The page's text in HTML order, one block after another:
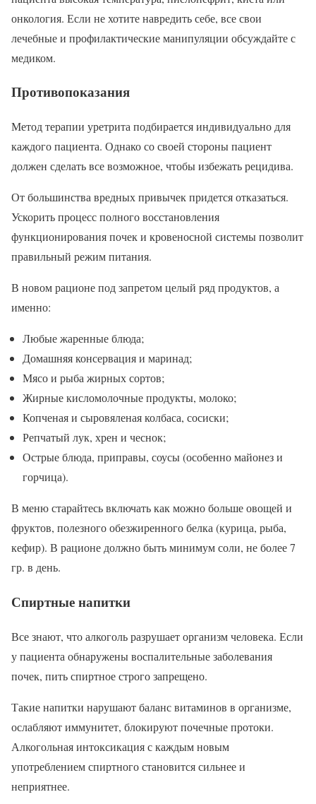
онкология. Если не хотите навредить себе, все свои
лечебные и профилактические манипуляции обсуждайте с
медиком.
Противопоказания
Метод терапии уретрита подбирается индивидуально для
каждого пациента. Однако со своей стороны пациент
должен сделать все возможное, чтобы избежать рецидива.
От большинства вредных привычек придется отказаться.
Ускорить процесс полного восстановления
функционирования почек и кровеносной системы позволит
правильный режим питания.
В новом рационе под запретом целый ряд продуктов, а
именно:
Любые жаренные блюда;
Домашняя консервация и маринад;
Мясо и рыба жирных сортов;
Жирные кисломолочные продукты, молоко;
Копченая и сыровяленая колбаса, сосиски;
Репчатый лук, хрен и чеснок;
Острые блюда, приправы, соусы (особенно майонез и
горчица).
В меню старайтесь включать как можно больше овощей и
фруктов, полезного обезжиренного белка (курица, рыба,
кефир). В рационе должно быть минимум соли, не более 7
гр. в день.
Спиртные напитки
Все знают, что алкоголь разрушает организм человека. Если
у пациента обнаружены воспалительные заболевания
почек, пить спиртное строго запрещено.
Такие напитки нарушают баланс витаминов в организме,
ослабляют иммунитет, блокируют почечные протоки.
Алкогольная интоксикация с каждым новым
употреблением спиртного становится сильнее и
неприятнее.